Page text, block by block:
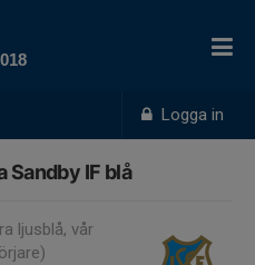
Logga in
Sandby IF blå
ljusblå, vår